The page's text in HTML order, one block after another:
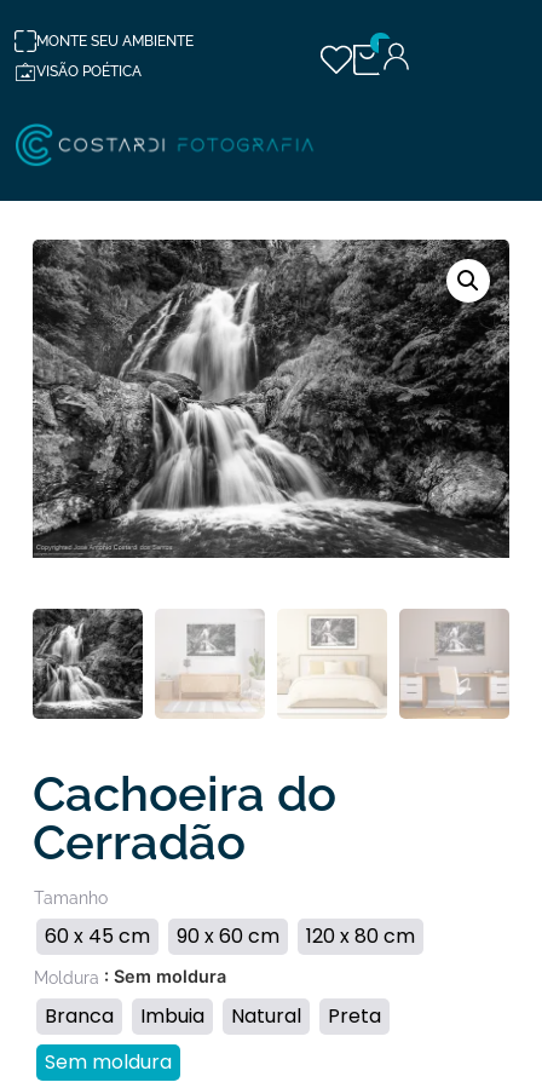
MONTE SEU AMBIENTE
VISÃO POÉTICA
0
Cachoeira do
Cerradão
Tamanho
60 x 45 cm 90 x 60 cm 120 x 80 cm
Moldura : Sem moldura
Branca Imbuia Natural
Preta
Sem moldura